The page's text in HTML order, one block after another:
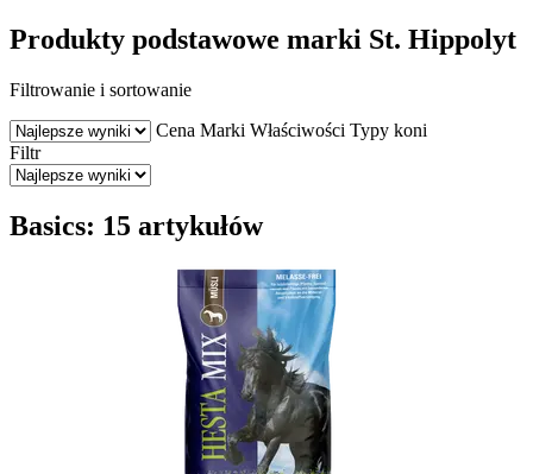
Produkty podstawowe marki St. Hippolyt
Filtrowanie i sortowanie
Cena Marki Właściwości Typy koni
Filtr
Basics: 15 artykułów